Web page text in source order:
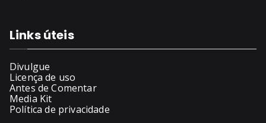
Links úteis
Divulgue
Licença de uso
Antes de Comentar
Media Kit
Política de privacidade